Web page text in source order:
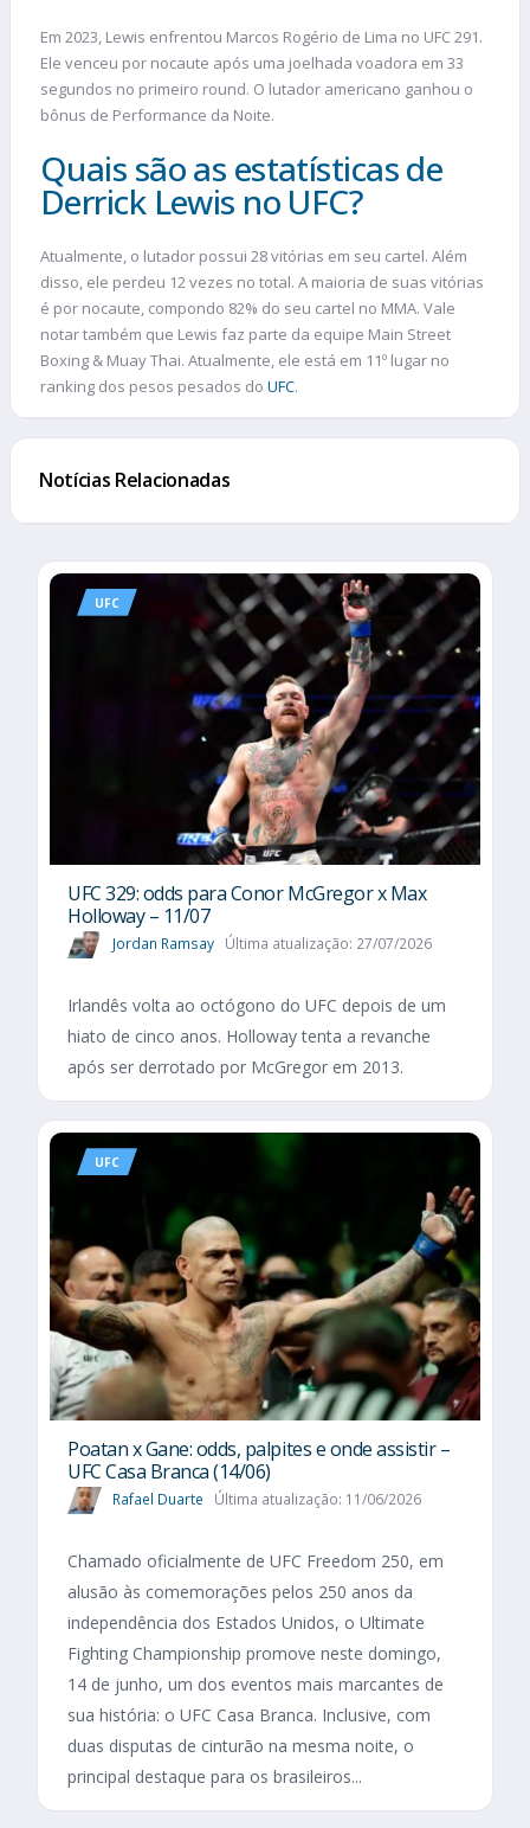
Em 2023, Lewis enfrentou Marcos Rogério de Lima no UFC 291.
Ele venceu por nocaute após uma joelhada voadora em 33
segundos no primeiro round. O lutador americano ganhou o
bônus de Performance da Noite.
Quais são as estatísticas de
Derrick Lewis no UFC?
Atualmente, o lutador possui 28 vitórias em seu cartel. Além
disso, ele perdeu 12 vezes no total. A maioria de suas vitórias
é por nocaute, compondo 82% do seu cartel no MMA. Vale
notar também que Lewis faz parte da equipe Main Street
Boxing & Muay Thai. Atualmente, ele está em 11º lugar no
ranking dos pesos pesados do UFC.
Notícias Relacionadas
UFC
UFC 329: odds para Conor McGregor x Max
Holloway – 11/07
Jordan Ramsay Última atualização: 27/07/2026
Irlandês volta ao octógono do UFC depois de um
hiato de cinco anos. Holloway tenta a revanche
após ser derrotado por McGregor em 2013.
UFC
Poatan x Gane: odds, palpites e onde assistir –
UFC Casa Branca (14/06)
Rafael Duarte Última atualização: 11/06/2026
Chamado oficialmente de UFC Freedom 250, em
alusão às comemorações pelos 250 anos da
independência dos Estados Unidos, o Ultimate
Fighting Championship promove neste domingo,
14 de junho, um dos eventos mais marcantes de
sua história: o UFC Casa Branca. Inclusive, com
duas disputas de cinturão na mesma noite, o
principal destaque para os brasileiros...